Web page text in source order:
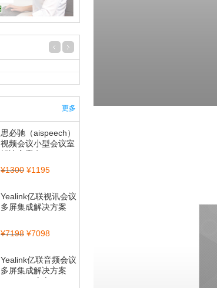
更多
思必驰（aispeech）
视频会议小型会议室
解决方案套...
¥1300 ¥1195
Yealink亿联视讯会议
多屏集成解决方案
¥7198 ¥7098
Yealink亿联音频会议
多屏集成解决方案
（CP700全向...